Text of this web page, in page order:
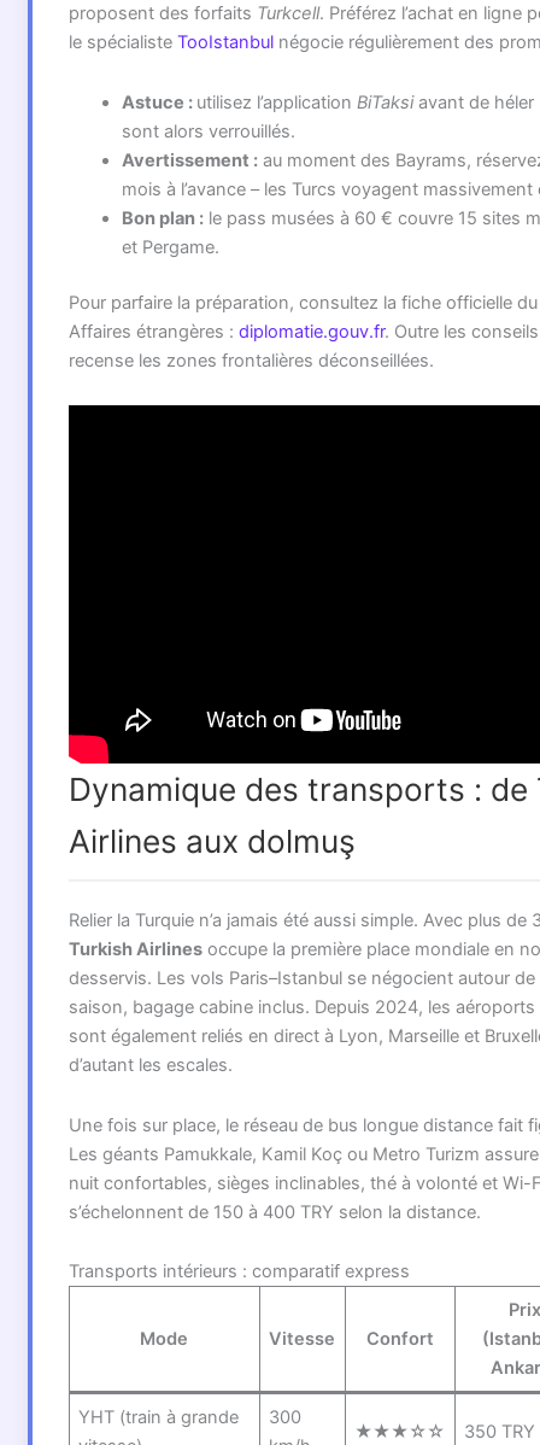
proposent des forfaits Turkcell. Préférez l’achat en ligne
le spécialiste TooIstanbulnégocie régulièrement des
Astuce : utilisez l’application BiTaksiavant de héler
sont alors verrouillés.
Avertissement :au moment des Bayrams,
mois à l’avance – les Turcs voyagent massivement
Bon plan :le pass musées à 60 € couvre 15 sites
et Pergame.
Pour parfaire la préparation, consultez la fiche officielle
Affaires étrangères : diplomatie.gouv.fr. Outre les
recense les zones frontalières déconseillées.
Dynamique des transports : de
Airlines aux dolmuş
Relier la Turquie n’a jamais été aussi simple. Avec plus
Turkish Airlinesoccupe la première place mondiale en
desservis. Les vols Paris–Istanbul se négocient autour
saison, bagage cabine inclus. Depuis 2024, les aéroports
sont également reliés en direct à Lyon, Marseille et
d’autant les escales.
Une fois sur place, le réseau de bus longue distance fait
Les géants Pamukkale, Kamil Koç ou Metro Turizm
nuit confortables, sièges inclinables, thé à volonté et Wi-
s’échelonnent de 150 à 400 TRY selon la distance.
Transports intérieurs : comparatif express
Mode Vitesse Confort
Prix
YHT (train à grande
300
★★★☆☆ 350 TRY